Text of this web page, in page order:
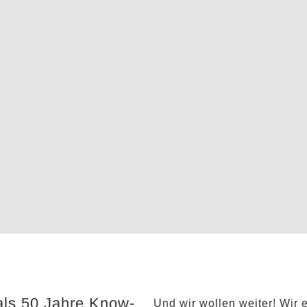
50 Jahre Know-
Und wir wollen weiter! Wir